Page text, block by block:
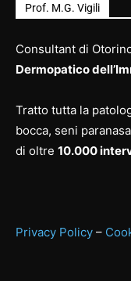
Prof. M.G. Vigili
Consultant di
Dermopatico
Tratto tutta la
bocca, seni
di oltre 10.000
Privacy Policy –